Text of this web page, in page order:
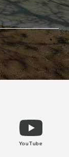
YouTube